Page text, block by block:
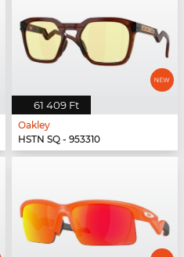
61 409 Ft
Oakley
HSTN SQ - 953310